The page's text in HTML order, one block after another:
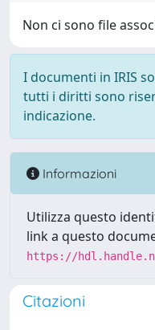
Non ci sono file
I documenti in IRIS
tutti i diritti sono
indicazione.
Informazioni
Utilizza questo
link a questo
https://
Citazioni